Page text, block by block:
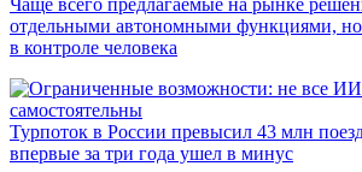
Чаще всего предлагаемые на рынке
отдельными автономными функциями,
в контроле человека
Турпоток в России превысил 43 млн
впервые за три года ушел в минус